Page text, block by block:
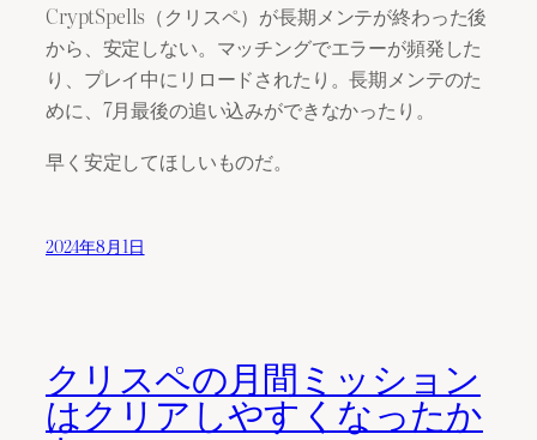
CryptSpells（クリスペ）が長期メンテが終わった後
から、安定しない。マッチングでエラーが頻発した
り、プレイ中にリロードされたり。長期メンテのた
めに、7月最後の追い込みができなかったり。
早く安定してほしいものだ。
2024年8月1日
クリスペの月間ミッション
はクリアしやすくなったか